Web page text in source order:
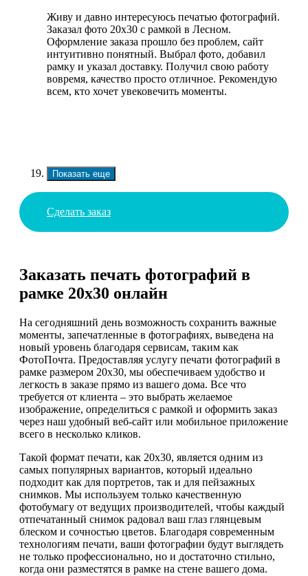
Живу и давно интересуюсь печатью фотографий.
Заказал фото 20х30 с рамкой в Лесном.
Оформление заказа прошло без проблем, сайт
интуитивно понятный. Выбрал фото, добавил
рамку и указал доставку. Получил свою работу
вовремя, качество просто отличное. Рекомендую
всем, кто хочет увековечить моменты.
Показать еще
Сделать заказ
Заказать печать фотографий в
рамке 20х30 онлайн
На сегодняшний день возможность сохранить важные
моменты, запечатленные в фотографиях, выведена на
новый уровень благодаря сервисам, таким как
ФотоПочта. Предоставляя услугу печати фотографий в
рамке размером 20х30, мы обеспечиваем удобство и
легкость в заказе прямо из вашего дома. Все что
требуется от клиента – это выбрать желаемое
изображение, определиться с рамкой и оформить заказ
через наш удобный веб-сайт или мобильное приложение
всего в несколько кликов.
Такой формат печати, как 20х30, является одним из
самых популярных вариантов, который идеально
подходит как для портретов, так и для пейзажных
снимков. Мы используем только качественную
фотобумагу от ведущих производителей, чтобы каждый
отпечатанный снимок радовал ваш глаз глянцевым
блеском и сочностью цветов. Благодаря современным
технологиям печати, ваши фотографии будут выглядеть
не только профессионально, но и достаточно стильно,
когда они разместятся в рамке на стене вашего дома.